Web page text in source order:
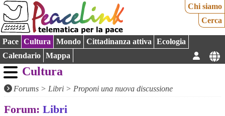
Chi siamo
Cerca
Pace Cultura Mondo Cittadinanza attiva
Ecologia
Calendario
Mappa
Cultura
Forums > Libri > Proponi una nuova discussione
Forum: Libri